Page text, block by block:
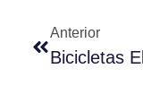
Anterior